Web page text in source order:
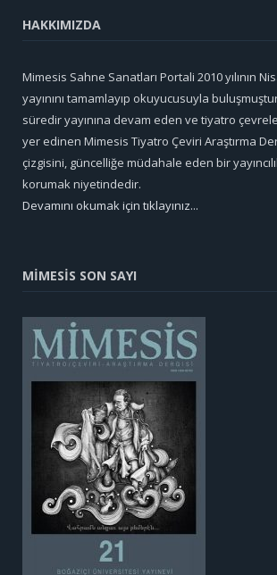
HAKKIMIZDA
Mimesis Sahne Sanatları Portali 2010 yılının
yayınını tamamlayıp okuyucusuyla
süredir yayınına devam eden ve tiyatro
yer edinen Mimesis Tiyatro Çeviri Araştırma
çizgisini, güncelliğe müdahale eden bir
korumak niyetindedir.
Devamını okumak için tıklayınız...
MİMESİS SON SAYI